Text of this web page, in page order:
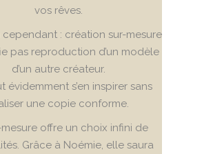
vos rêves.
: création sur-mesure
pas reproduction d’un modèle
d’un autre créateur.
évidemment s’en inspirer sans
une copie conforme.
mesure offre un choix infini de
Grâce à Noémie, elle saura